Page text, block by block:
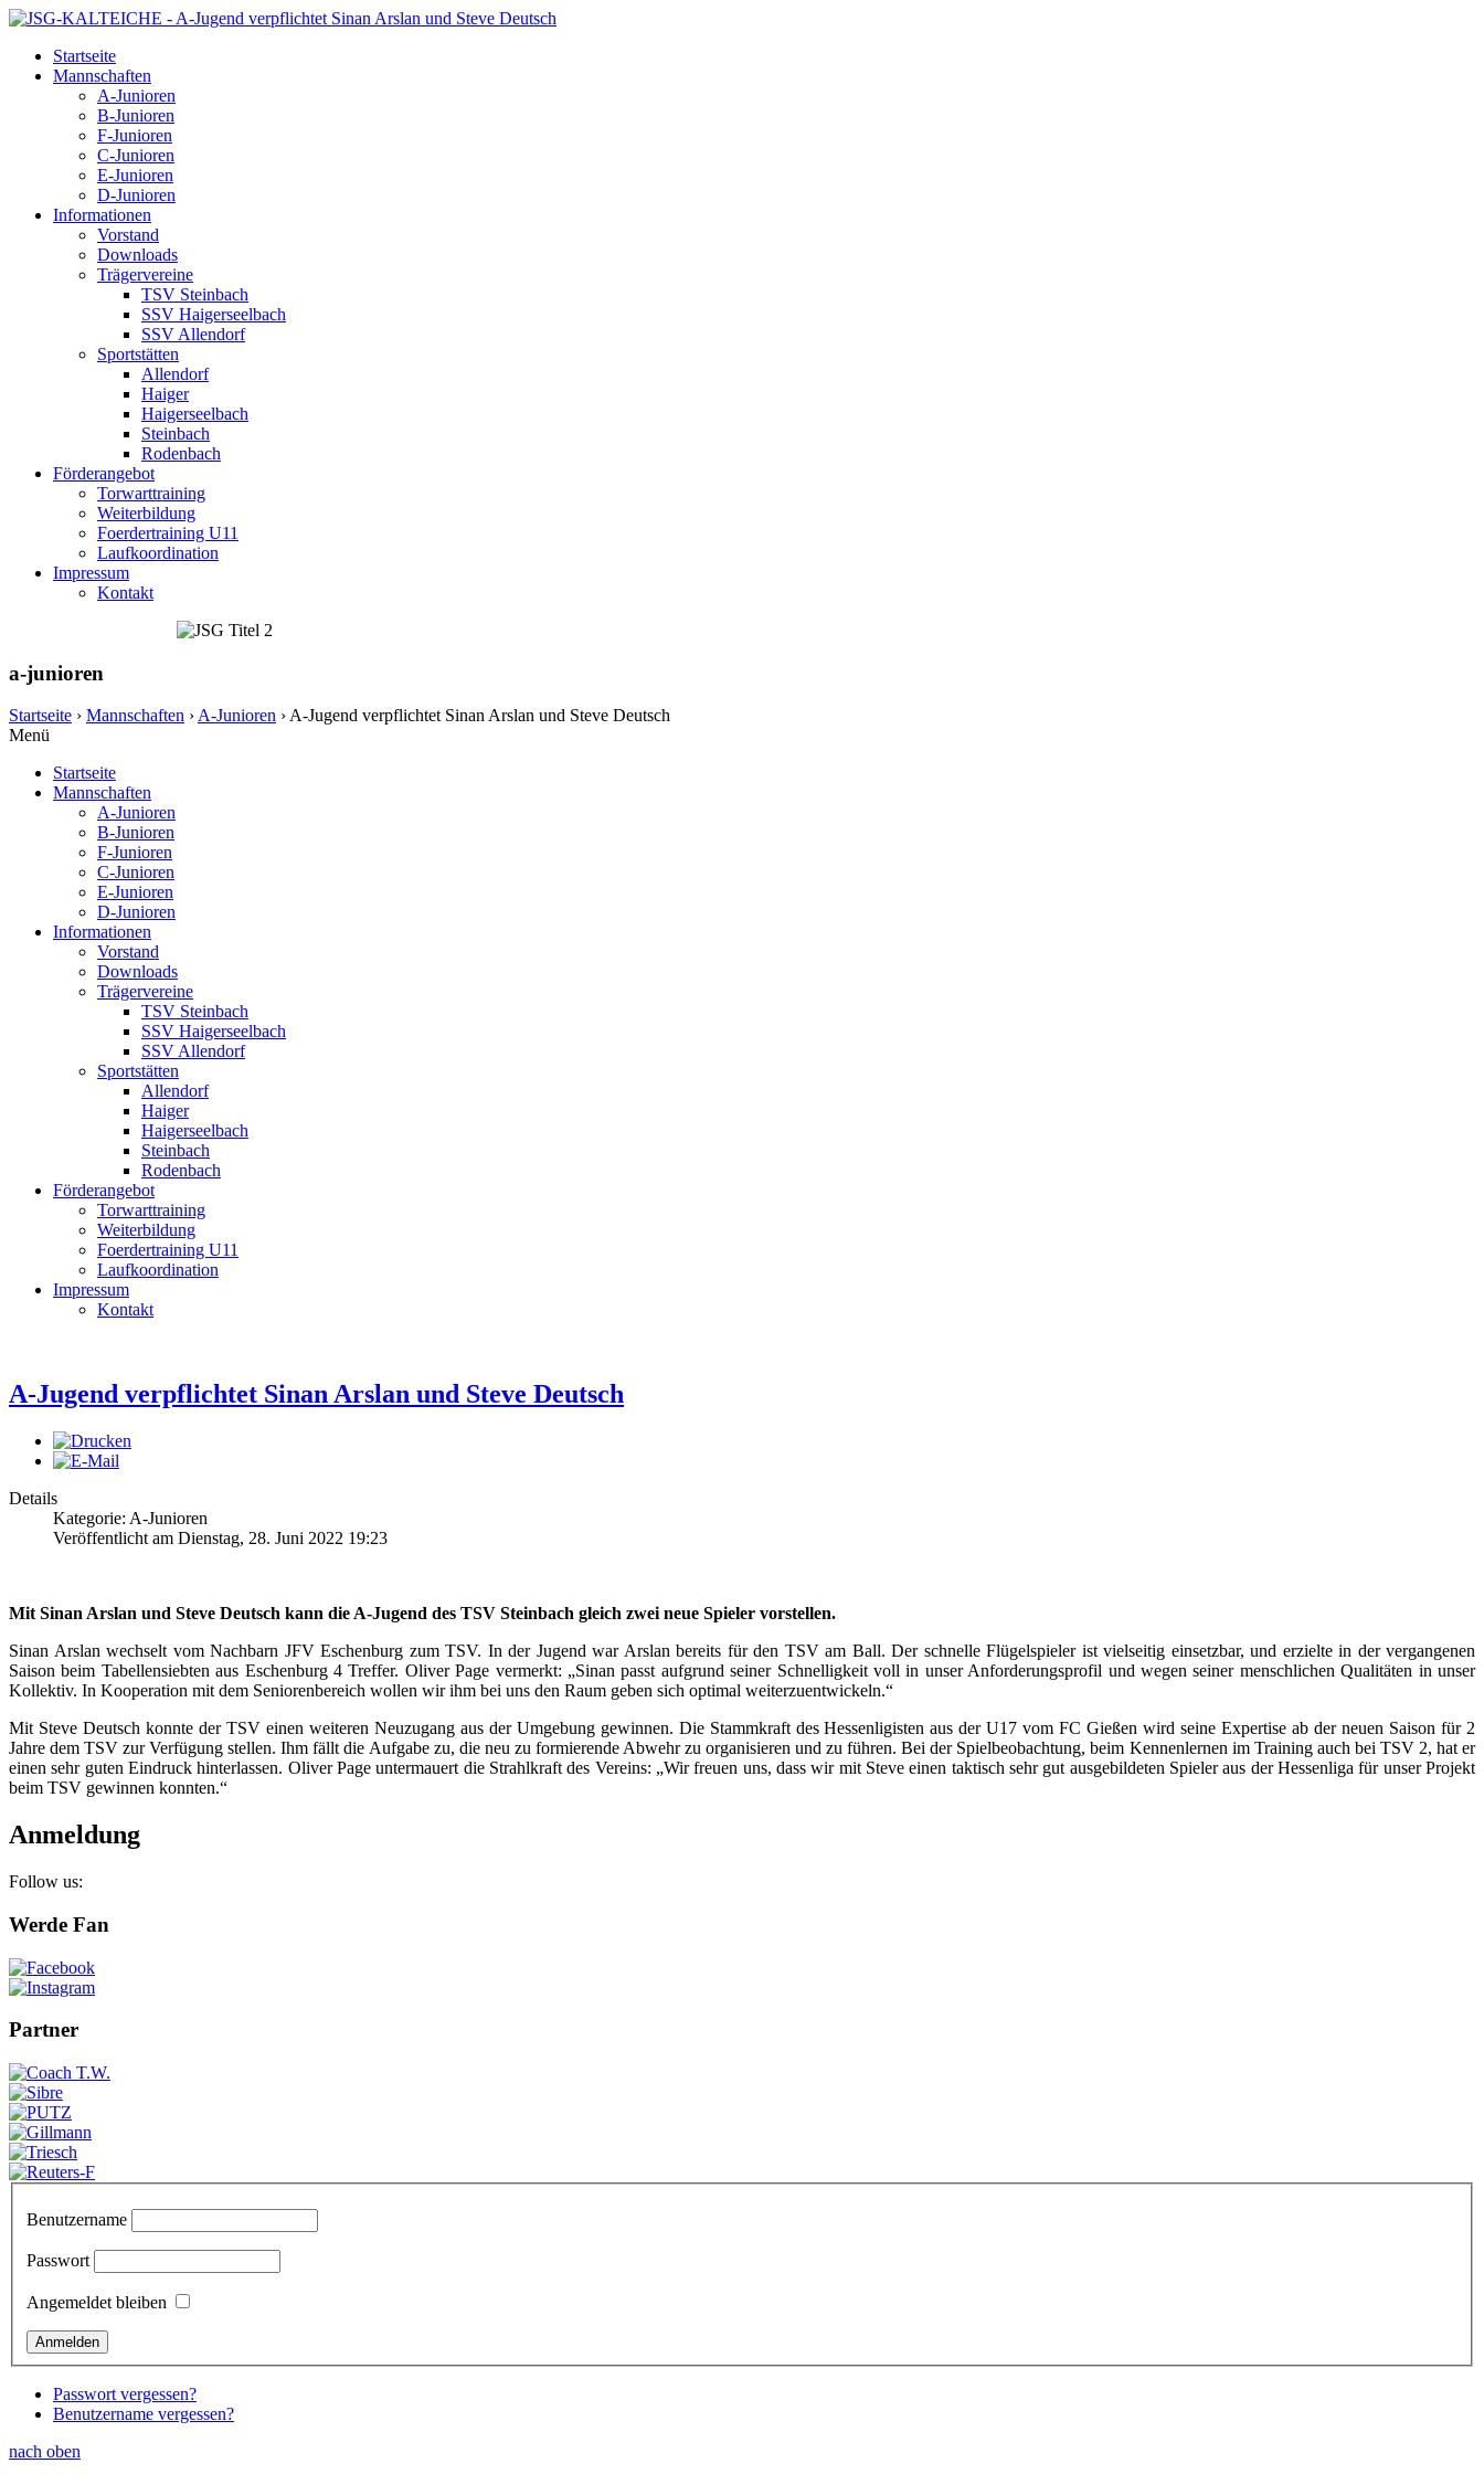
Startseite
Mannschaften
A-Junioren
B-Junioren
F-Junioren
C-Junioren
E-Junioren
D-Junioren
Informationen
Vorstand
Downloads
Trägervereine
TSV Steinbach
SSV Haigerseelbach
SSV Allendorf
Sportstätten
Allendorf
Haiger
Haigerseelbach
Steinbach
Rodenbach
Förderangebot
Torwarttraining
Weiterbildung
Foerdertraining U11
Laufkoordination
Impressum
Kontakt
a-junioren
Startseite › Mannschaften ›A-Junioren ›A-Jugend verpflichtet Sinan Arslan und Steve Deutsch
Menü
Startseite
Mannschaften
A-Junioren
B-Junioren
F-Junioren
C-Junioren
E-Junioren
D-Junioren
Informationen
Vorstand
Downloads
Trägervereine
TSV Steinbach
SSV Haigerseelbach
SSV Allendorf
Sportstätten
Allendorf
Haiger
Haigerseelbach
Steinbach
Rodenbach
Förderangebot
Torwarttraining
Weiterbildung
Foerdertraining U11
Laufkoordination
Impressum
Kontakt
A-Jugend verpflichtet Sinan Arslan und Steve Deutsch
Details
Kategorie: A-Junioren
Veröffentlicht am Dienstag, 28. Juni 2022 19:23
Mit Sinan Arslan und Steve Deutsch kann die A-Jugend des TSV Steinbach gleich zwei neue Spieler vorstellen.
Sinan Arslan wechselt vom Nachbarn JFV Eschenburg zum TSV. In der Jugend war Arslan bereits für den TSV am Ball. Der schnelle Flügelspieler ist vielseitig einsetzbar, und erzielte in der vergangenen
Saison beim Tabellensiebten aus Eschenburg 4 Treffer. Oliver Page vermerkt: „Sinan passt aufgrund seiner Schnelligkeit voll in unser Anforderungsprofil und wegen seiner menschlichen Qualitäten in unser
Kollektiv. In Kooperation mit dem Seniorenbereich wollen wir ihm bei uns den Raum geben sich optimal weiterzuentwickeln.“
Mit Steve Deutsch konnte der TSV einen weiteren Neuzugang aus der Umgebung gewinnen. Die Stammkraft des Hessenligisten aus der U17 vom FC Gießen wird seine Expertise ab der neuen Saison für 2
Jahre dem TSV zur Verfügung stellen. Ihm fällt die Aufgabe zu, die neu zu formierende Abwehr zu organisieren und zu führen. Bei der Spielbeobachtung, beim Kennenlernen im Training auch bei TSV 2, hat er
einen sehr guten Eindruck hinterlassen. Oliver Page untermauert die Strahlkraft des Vereins: „Wir freuen uns, dass wir mit Steve einen taktisch sehr gut ausgebildeten Spieler aus der Hessenliga für unser Projekt
beim TSV gewinnen konnten.“
Anmeldung
Follow us:
Werde Fan
Partner
Benutzername
Passwort
Angemeldet bleiben
Passwort vergessen?
Benutzername vergessen?
nach oben